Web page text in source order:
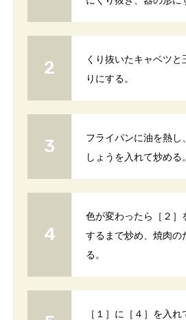
くり抜いたキャベツと
りにする。
フライパンに油を熱し
しょうを入れて炒める。
色が変わったら［２］
するまで炒め、焼肉の
る。
［１］に［４］を入